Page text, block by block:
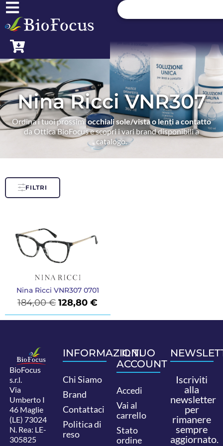
Nina Ricci VNR307
Ordina i tuoi prossimiocchiali sole/vista o lenti a contatto
da Ottica BioFocus e scopri i vari brand disponibili a
catalogo.
FILTRI
Nina Ricci VNR307 0701
184,00€ 128,80€
BioFocus
s.r.l.
Via
Umberto I
46 Maglie
(LE) 73024
N. Rea: LE-
305825
INFORMAZIONI
Chi Siamo
Brand
Contattaci
Politica di
reso
IL TUO
ACCOUNT
Accedi
Vai al
carrello
Stato
ordine
Iscriviti
alla
newsletter
per
rimanere
sempre
aggiornato.